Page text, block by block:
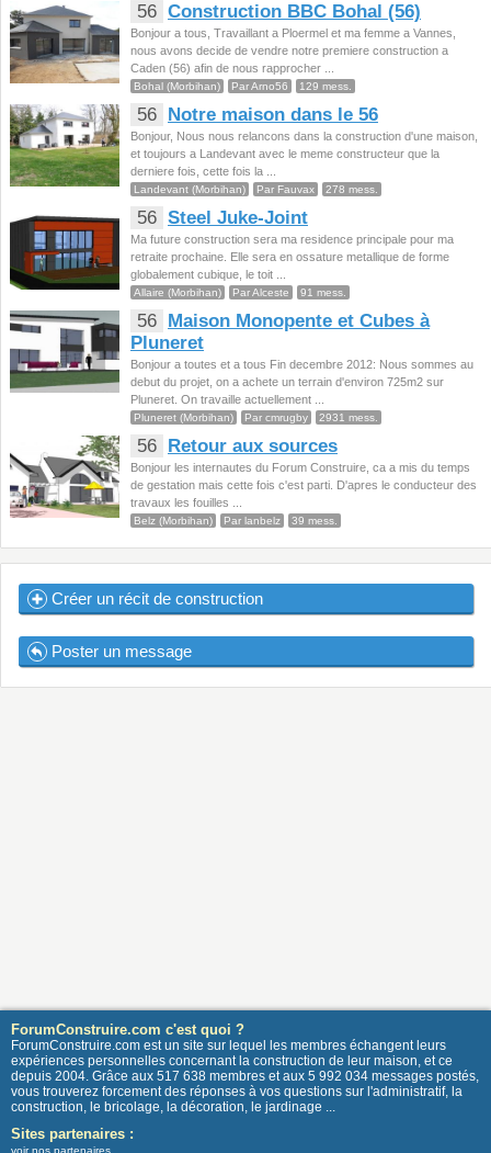
56 Construction BBC Bohal (56)
Bonjour a tous, Travaillant a Ploermel et ma femme a Vannes,
nous avons decide de vendre notre premiere construction a
Caden (56) afin de nous rapprocher ...
Bohal (Morbihan) Par Arno56 129 mess.
56 Notre maison dans le 56
Bonjour, Nous nous relancons dans la construction d'une maison,
et toujours a Landevant avec le meme constructeur que la
derniere fois, cette fois la ...
Landevant (Morbihan) Par Fauvax 278 mess.
56 Steel Juke-Joint
Ma future construction sera ma residence principale pour ma
retraite prochaine. Elle sera en ossature metallique de forme
globalement cubique, le toit ...
Allaire (Morbihan) Par Alceste 91 mess.
56
Maison Monopente et Cubes à
Pluneret
Bonjour a toutes et a tous Fin decembre 2012: Nous sommes au
debut du projet, on a achete un terrain d'environ 725m2 sur
Pluneret. On travaille actuellement ...
Pluneret (Morbihan) Par cmrugby 2931 mess.
56 Retour aux sources
Bonjour les internautes du Forum Construire, ca a mis du temps
de gestation mais cette fois c'est parti. D'apres le conducteur des
travaux les fouilles ...
Belz (Morbihan) Par lanbelz 39 mess.
Créer un récit de construction
Poster un message
ForumConstruire.com c'est quoi ?
ForumConstruire.com est un site sur lequel les membres échangent leurs
expériences personnelles concernant la construction de leur maison, et ce
depuis 2004. Grâce aux 517 638 membres et aux 5 992 034 messages postés,
vous trouverez forcement des réponses à vos questions sur l'administratif, la
construction, le bricolage, la décoration, le jardinage ...
Sites partenaires :
voir nos partenaires